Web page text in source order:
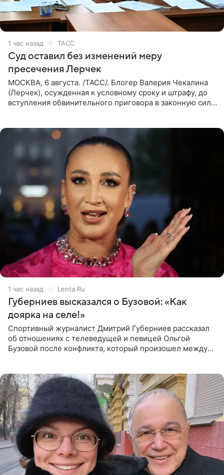
1 час назад ТАСС
Суд оставил без изменений меру
пресечения Лерчек
МОСКВА, 6 августа. /ТАСС/. Блогер Валерия Чекалина
(Лерчек), осужденная к условному сроку и штрафу, до
вступления обвинительного приговора в законную силу
1 час назад Lenta.Ru
Губерниев высказался о Бузовой: «Как
доярка на селе!»
Спортивный журналист Дмитрий Губерниев рассказал
об отношениях с телеведущей и певицей Ольгой
Бузовой после конфликта, который произошел между